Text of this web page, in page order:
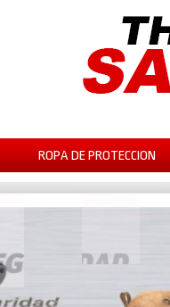
ROPA DE PROTECCION